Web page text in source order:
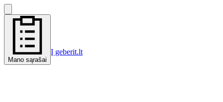
Mano sąrašai
Į geberit.lt